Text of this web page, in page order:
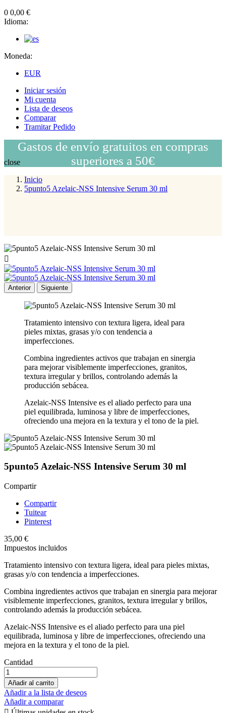
0 0,00 €
Idioma:
Moneda:
EUR
Iniciar sesión
Mi cuenta
Lista de deseos
Comparar
Tramitar Pedido
Gastos de envío gratuitos en compras
superiores a 50€
close
Inicio
5punto5 Azelaic-NSS Intensive Serum 30 ml

Anterior Siguiente
Tratamiento intensivo con textura ligera, ideal para
pieles mixtas, grasas y/o con tendencia a
imperfecciones.
Combina ingredientes activos que trabajan en sinergia
para mejorar visiblemente imperfecciones, granitos,
textura irregular y brillos, controlando además la
producción sebácea.
Azelaic-NSS Intensive es el aliado perfecto para una
piel equilibrada, luminosa y libre de imperfecciones,
ofreciendo una mejora en la textura y el tono de la piel.
5punto5 Azelaic-NSS Intensive Serum 30 ml
Compartir
Compartir
Tuitear
Pinterest
35,00 €
Impuestos incluidos
Tratamiento intensivo con textura ligera, ideal para pieles mixtas,
grasas y/o con tendencia a imperfecciones.
Combina ingredientes activos que trabajan en sinergia para mejorar
visiblemente imperfecciones, granitos, textura irregular y brillos,
controlando además la producción sebácea.
Azelaic-NSS Intensive es el aliado perfecto para una piel
equilibrada, luminosa y libre de imperfecciones, ofreciendo una
mejora en la textura y el tono de la piel.
Cantidad
Añadir al carrito
Añadir a la lista de deseos
Añadir a comparar